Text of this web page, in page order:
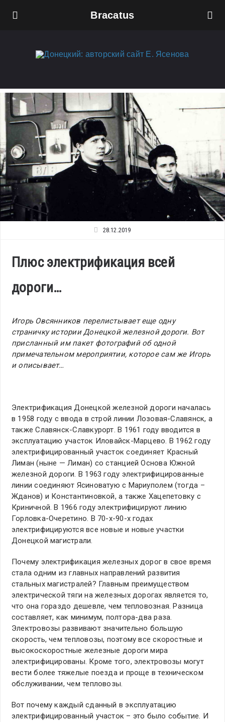
Bracatus
28.12.2019
Плюс электрификация всей
дороги…
Игорь Овсянников перелистывает еще одну
страничку истории Донецкой железной дороги. Вот
присланный им пакет фотографий об одной
примечательном мероприятии, которое сам же Игорь
и описывает…
Электрификация Донецкой железной дороги началась
в 1958 году с ввода в строй линии Лозовая-Славянск, а
также Славянск-Славкурорт. В 1961 году вводится в
эксплуатацию участок Иловайск-Марцево. В 1962 году
электрифицированный участок соединяет Красный
Лиман (ныне — Лиман) со станцией Основа Южной
железной дороги. В 1963 году электрифицированные
линии соединяют Ясиноватую с Мариуполем (тогда –
Жданов) и Константиновкой, а также Хацепетовку с
Криничной. В 1966 году электрифицируют линию
Горловка-Очеретино. В 70-х-90-х годах
электрифицируются все новые и новые участки
Донецкой магистрали.
Почему электрификация железных дорог в свое время
стала одним из главных направлений развития
стальных магистралей? Главным преимуществом
электрической тяги на железных дорогах является то,
что она гораздо дешевле, чем тепловозная. Разница
составляет, как минимум, полтора-два раза.
Электровозы развивают значительно большую
скорость, чем тепловозы, поэтому все скоростные и
высокоскоростные железные дороги мира
электрифицированы. Кроме того, электровозы могут
вести более тяжелые поезда и проще в техническом
обслуживании, чем тепловозы.
Вот почему каждый сданный в эксплуатацию
электрифицированный участок – это было событие. И